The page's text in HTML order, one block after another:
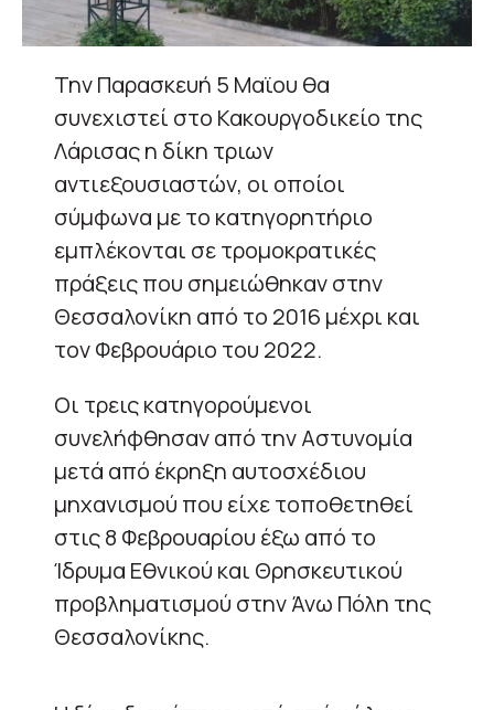
Την Παρασκευή 5 Μαϊου θα
συνεχιστεί στο Κακουργοδικείο της
Λάρισας η δίκη τριων
αντιεξουσιαστών, οι οποίοι
σύμφωνα με το κατηγορητήριο
εμπλέκονται σε τρομοκρατικές
πράξεις που σημειώθηκαν στην
Θεσσαλονίκη από το 2016 μέχρι και
τον Φεβρουάριο του 2022.
Οι τρεις κατηγορούμενοι
συνελήφθησαν από την Αστυνομία
μετά από έκρηξη αυτοσχέδιου
μηχανισμού που είχε τοποθετηθεί
στις 8 Φεβρουαρίου έξω από το
Ίδρυμα Εθνικού και Θρησκευτικού
προβληματισμού στην Άνω Πόλη της
Θεσσαλονίκης.